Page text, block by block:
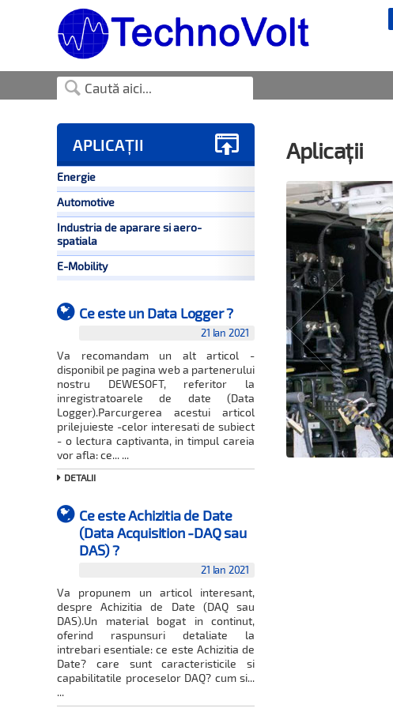
APLICAȚII 
Energie
Automotive
Industria de aparare si aero-
spatiala
E-Mobility
Ce este un Data Logger ?
21 Ian 2021
Va recomandam un alt articol -
disponibil pe pagina web a partenerului
nostru DEWESOFT, referitor la
inregistratoarele de date (Data
Logger).Parcurgerea acestui articol
prilejuieste -celor interesati de subiect
- o lectura captivanta, in timpul careia
vor afla: ce... ...
DETALII
Ce este Achizitia de Date
(Data Acquisition -DAQ sau
DAS) ?
21 Ian 2021
Va propunem un articol interesant,
despre Achizitia de Date (DAQ sau
DAS).Un material bogat in continut,
oferind raspunsuri detaliate la
intrebari esentiale: ce este Achizitia de
Date? care sunt caracteristicile si
capabilitatile proceselor DAQ? cum si...
...
Aplicații